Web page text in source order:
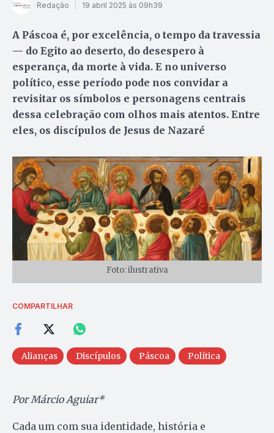
Redação 19 abril 2025 às 09h39
A Páscoa é, por excelência, o tempo da travessia
— do Egito ao deserto, do desespero à
esperança, da morte à vida. E no universo
político, esse período pode nos convidar a
revisitar os símbolos e personagens centrais
dessa celebração com olhos mais atentos. Entre
eles, os discípulos de Jesus de Nazaré
Foto: ilustrativa
COMPARTILHAR
Alianças Discípulos Páscoa Política
Por Márcio Aguiar*
Cada um com sua identidade, história e